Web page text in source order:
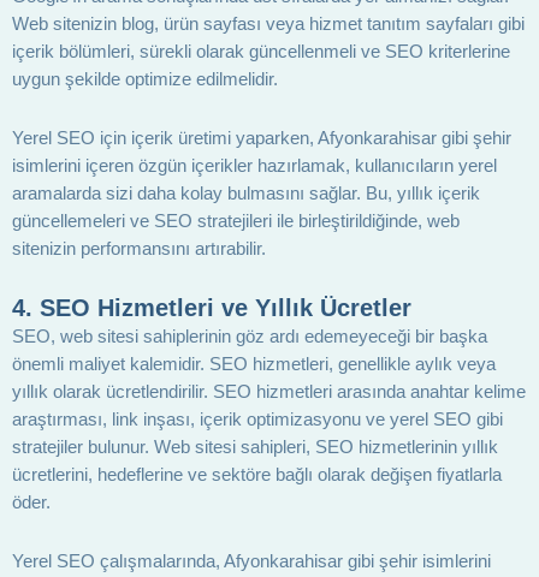
Web sitenizin blog, ürün sayfası veya hizmet tanıtım sayfaları gibi
içerik bölümleri, sürekli olarak güncellenmeli ve SEO kriterlerine
uygun şekilde optimize edilmelidir.
Yerel SEO için içerik üretimi yaparken, Afyonkarahisar gibi şehir
isimlerini içeren özgün içerikler hazırlamak, kullanıcıların yerel
aramalarda sizi daha kolay bulmasını sağlar. Bu, yıllık içerik
güncellemeleri ve SEO stratejileri ile birleştirildiğinde, web
sitenizin performansını artırabilir.
4. SEO Hizmetleri ve Yıllık Ücretler
SEO, web sitesi sahiplerinin göz ardı edemeyeceği bir başka
önemli maliyet kalemidir. SEO hizmetleri, genellikle aylık veya
yıllık olarak ücretlendirilir. SEO hizmetleri arasında anahtar kelime
araştırması, link inşası, içerik optimizasyonu ve yerel SEO gibi
stratejiler bulunur. Web sitesi sahipleri, SEO hizmetlerinin yıllık
ücretlerini, hedeflerine ve sektöre bağlı olarak değişen fiyatlarla
öder.
Yerel SEO çalışmalarında, Afyonkarahisar gibi şehir isimlerini